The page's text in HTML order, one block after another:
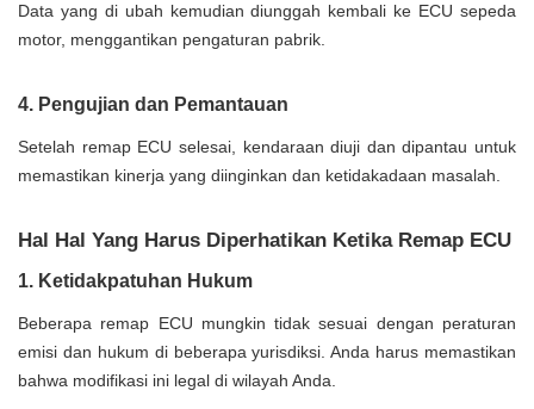
Data yang di ubah kemudian diunggah kembali ke ECU sepeda
motor, menggantikan pengaturan pabrik.
4. Pengujian dan Pemantauan
Setelah remap ECU selesai, kendaraan diuji dan dipantau untuk
memastikan kinerja yang diinginkan dan ketidakadaan masalah.
Hal Hal Yang Harus Diperhatikan Ketika Remap ECU
1. Ketidakpatuhan Hukum
Beberapa remap ECU mungkin tidak sesuai dengan peraturan
emisi dan hukum di beberapa yurisdiksi. Anda harus memastikan
bahwa modifikasi ini legal di wilayah Anda.